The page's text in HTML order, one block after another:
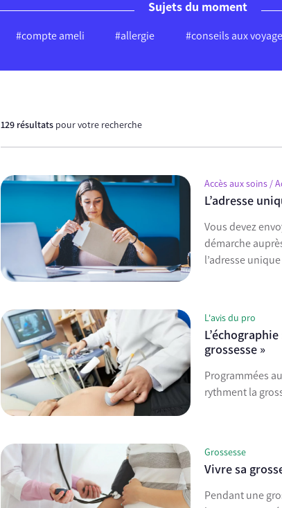
Sujets du moment
#compte ameli #allergie #conseils aux
129 résultats pour votre recherche
Accès aux soins /
L’adresse
Vous devez
démarche
l’adresse
L'avis du pro
grossesse »
Programmées
rythment la
Grossesse
Vivre sa
Pendant une